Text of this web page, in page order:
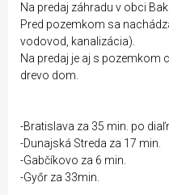
Na predaj záhradu v obci
Pred pozemkom sa
vodovod, kanalizácia).
Na predaj je aj s pozemkom
drevo dom.
-Bratislava za 35 min. po
-Dunajská Streda za 17 min.
-Gabčíkovo za 6 min.
-Győr za 33min.